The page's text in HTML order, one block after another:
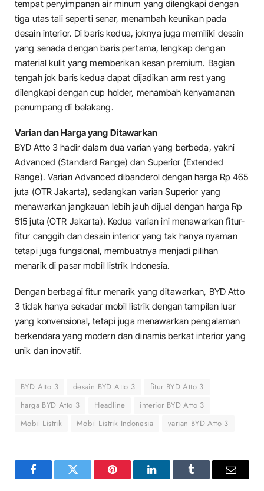
tempat penyimpanan air minum yang dilengkapi dengan
tiga utas tali seperti senar, menambah keunikan pada
desain interior. Di baris kedua, joknya juga memiliki desain
yang senada dengan baris pertama, lengkap dengan
material kulit yang memberikan kesan premium. Bagian
tengah jok baris kedua dapat dijadikan arm rest yang
dilengkapi dengan cup holder, menambah kenyamanan
penumpang di belakang.
Varian dan Harga yang Ditawarkan
BYD Atto 3 hadir dalam dua varian yang berbeda, yakni
Advanced (Standard Range) dan Superior (Extended
Range). Varian Advanced dibanderol dengan harga Rp 465
juta (OTR Jakarta), sedangkan varian Superior yang
menawarkan jangkauan lebih jauh dijual dengan harga Rp
515 juta (OTR Jakarta). Kedua varian ini menawarkan fitur-
fitur canggih dan desain interior yang tak hanya nyaman
tetapi juga fungsional, membuatnya menjadi pilihan
menarik di pasar mobil listrik Indonesia.
Dengan berbagai fitur menarik yang ditawarkan, BYD Atto
3 tidak hanya sekadar mobil listrik dengan tampilan luar
yang konvensional, tetapi juga menawarkan pengalaman
berkendara yang modern dan dinamis berkat interior yang
unik dan inovatif.
BYD Atto 3 desain BYD Atto 3
fitur BYD Atto 3
harga BYD Atto 3
Headline
interior BYD Atto 3
Mobil Listrik
Mobil Listrik Indonesia varian BYD Atto 3
FacebookTwitter Pinterest LinkedInTumblr Email